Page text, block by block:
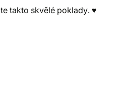
takto skvělé poklady. ♥